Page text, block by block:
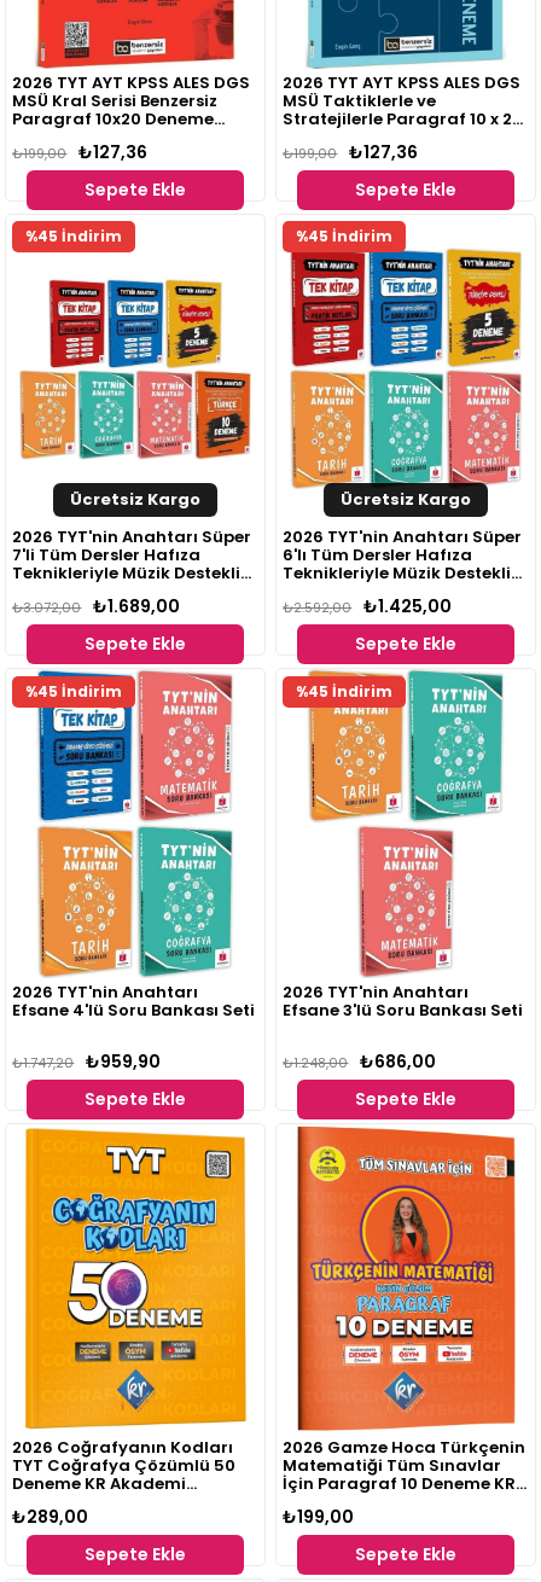
2026 TYT AYT KPSS ALES DGS
MSÜ Kral Serisi Benzersiz
Paragraf 10x20 Deneme
₺127,36
₺199,00
Sepete Ekle
2026 TYT AYT KPSS ALES DGS
MSÜ Taktiklerle ve
Stratejilerle Paragraf 10 x 20
Yayınları₺127,36
₺199,00
Sepete Ekle
Ücretsiz Kargo
2026 TYT'nin Anahtarı Süper
7'li Tüm Dersler Hafıza
Teknikleriyle Müzik Destekli
₺1.689,00
₺3.072,00
Sepete Ekle
%45 İndirim
Ücretsiz Kargo
2026 TYT'nin Anahtarı Süper
6'lı Tüm Dersler Hafıza
Teknikleriyle Müzik Destekli
₺1.425,00
₺2.592,00
Sepete Ekle
%45 İndirim
2026 TYT'nin Anahtarı
Efsane 4'lü Soru Bankası Seti
₺959,90
₺1.747,20
Sepete Ekle
%45 İndirim
2026 TYT'nin Anahtarı
Efsane 3'lü Soru Bankası Seti
₺686,00
₺1.248,00
Sepete Ekle
%45 İndirim
2026 Coğrafyanın Kodları
TYT Coğrafya Çözümlü 50
Deneme KR Akademi
₺289,00
Sepete Ekle
2026 Gamze Hoca Türkçenin
Matematiği Tüm Sınavlar
İçin Paragraf 10 Deneme KR
₺199,00
Sepete Ekle